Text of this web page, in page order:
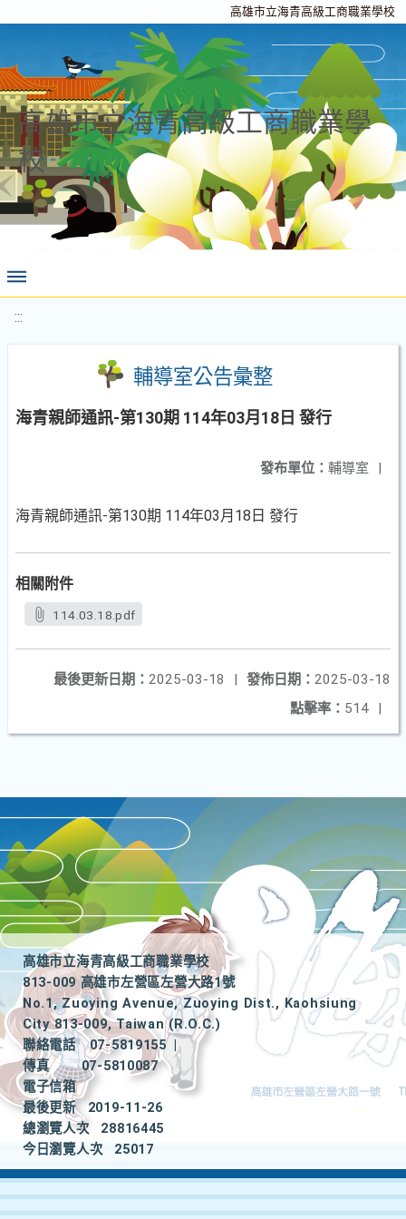
高雄市立海青高級工商職業學校
高雄市立海青高級工商職業學
校
:::
輔導室公告彙整
海青親師通訊-第130期 114年03月18日 發行
發布單位： 輔導室 |
海青親師通訊-第130期 114年03 月 18 日 發行
相關附件
114.03.18.pdf
發佈日期： 2025-03-18
最後更新日期： 2025-03-18
|
點擊率： 514 |
高雄市立海青高級工商職業學校
813-009 高雄市左營區左營大路1號
No.1, Zuoying Avenue, Zuoying Dist., Kaohsiung
City 813-009, Taiwan (R.O.C.)
聯絡電話
07-5819155
|
傳真
07-5810087
電子信箱
最後更新
2019-11-26
總瀏覽人次
28816445
今日瀏覽人次
25017